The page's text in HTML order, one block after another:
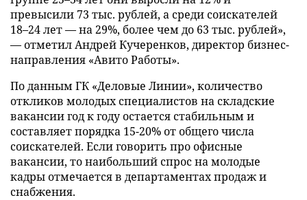
превысили 73 тыс. рублей, а среди соискателей
18–24 лет — на 29%, более чем до 63 тыс. рублей»,
— отметил Андрей Кучеренков, директор бизнес-
направления «Авито Работы».
По данным ГК «Деловые Линии», количество
откликов молодых специалистов на складские
вакансии год к году остается стабильным и
составляет порядка 15-20% от общего числа
соискателей. Если говорить про офисные
вакансии, то наибольший спрос на молодые
кадры отмечается в департаментах продаж и
снабжения.